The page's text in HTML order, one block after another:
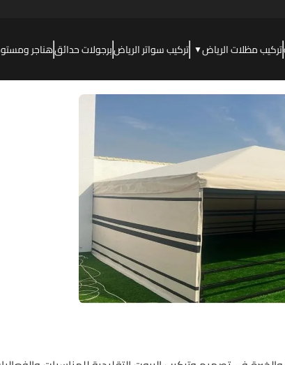
تركيب مظلات الرياض▼ تركيب سواتر الرياضبرجولات حدائقهناجر